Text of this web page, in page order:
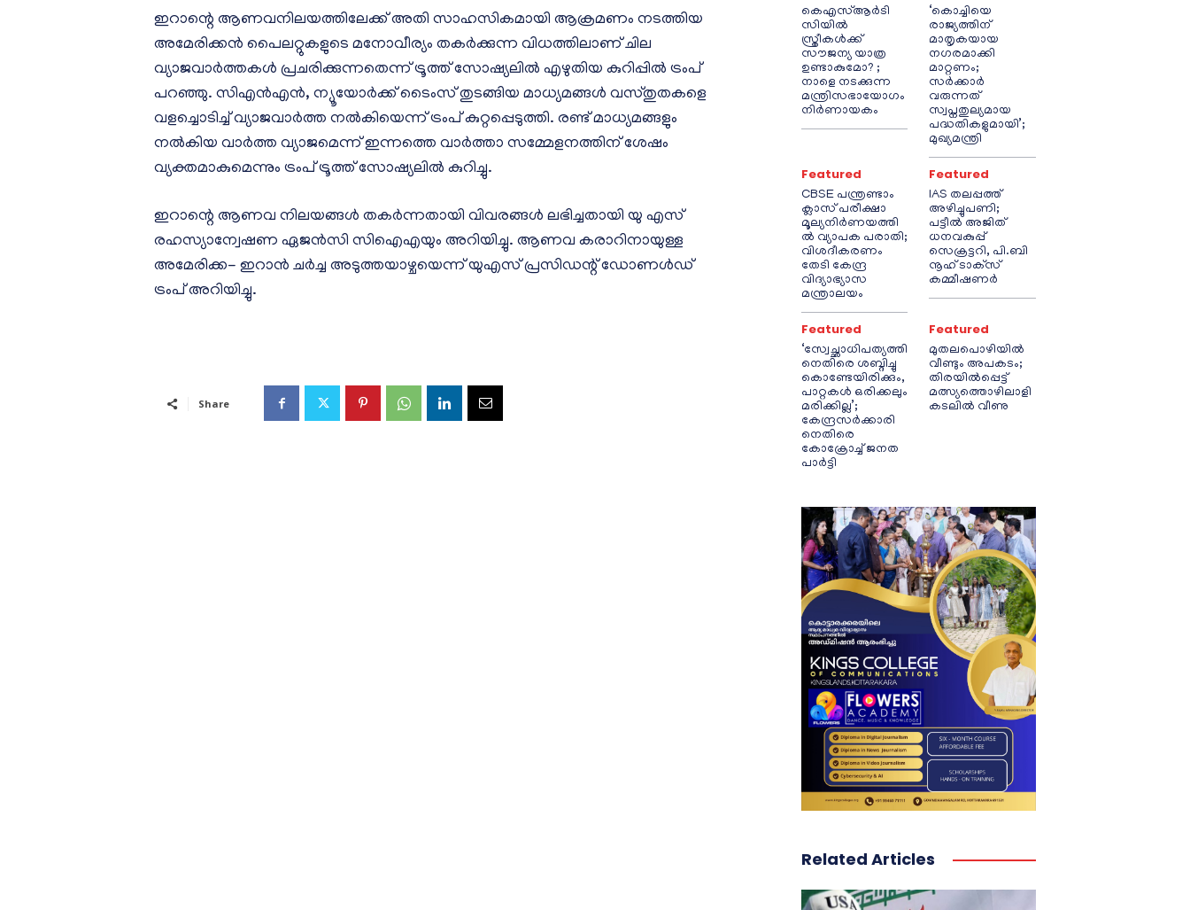
ഇറാന്റെ ആണവനിലയത്തിലേക്ക് അതി സാഹസികമായി ആക്രമണം നടത്തിയ
അമേരിക്കന്‍ പൈലറ്റുകളുടെ മനോവീര്യം തകര്‍ക്കുന്ന വിധത്തിലാണ് ചില
വ്യാജവാര്‍ത്തകള്‍ പ്രചരിക്കുന്നതെന്ന് ട്രൂത്ത് സോഷ്യലില്‍ എഴുതിയ കുറിപ്പില്‍ ട്രംപ്
പറഞ്ഞു. സിഎന്‍എന്‍, ന്യൂയോര്‍ക്ക് ടൈംസ് തുടങ്ങിയ മാധ്യമങ്ങള്‍ വസ്തുതകളെ
വളച്ചൊടിച്ച് വ്യാജവാര്‍ത്ത നല്‍കിയെന്ന് ട്രംപ് കുറ്റപ്പെടുത്തി. രണ്ട് മാധ്യമങ്ങളും
നല്‍കിയ വാര്‍ത്ത വ്യാജമെന്ന് ഇന്നത്തെ വാര്‍ത്താ സമ്മേളനത്തിന് ശേഷം
വ്യക്തമാകുമെന്നും ട്രംപ് ട്രൂത്ത് സോഷ്യലില്‍ കുറിച്ചു.
ഇറാന്റെ ആണവ നിലയങ്ങള്‍ തകര്‍ന്നതായി വിവരങ്ങള്‍ ലഭിച്ചതായി യു എസ്
രഹസ്യാന്വേഷണ ഏജന്‍സി സിഐഎയും അറിയിച്ചു. ആണവ കരാറിനായുള്ള
അമേരിക്ക- ഇറാന്‍ ചര്‍ച്ച അടുത്തയാഴ്ചയെന്ന് യുഎസ് പ്രസിഡന്റ് ഡോണള്‍ഡ്
ട്രംപ് അറിയിച്ചു.
Share
കെഎസ്ആർടി
സിയിൽ
സ്ത്രീകൾക്ക്
സൗജന്യ യാത്ര
ഉണ്ടാകുമോ? ;
നാളെ നടക്കുന്ന
മന്ത്രിസഭായോഗം
നിർണായകം
‘കൊച്ചിയെ
രാജ്യത്തിന്
മാതൃകയായ
നഗരമാക്കി
മാറ്റണം;
സർക്കാർ
വരുന്നത്
സ്വപ്നതുല്യമായ
പദ്ധതികളുമായി’;
മുഖ്യമന്ത്രി
Featured
CBSE പന്ത്രണ്ടാം
ക്ലാസ് പരീക്ഷാ
മൂല്യനിർണയത്തി
ൽ വ്യാപക പരാതി;
വിശദീകരണം
തേടി കേന്ദ്ര
വിദ്യാഭ്യാസ
മന്ത്രാലയം
Featured
IAS തലപ്പത്ത്
അഴിച്ചുപണി;
പട്ടീല്‍ അജിത്
ധനവകുപ്പ്
സെക്രട്ടറി, പി.ബി
നൂഹ് ടാക്‌സ്
കമ്മീഷണര്‍
Featured
‘സ്വേച്ഛാധിപത്യത്തി
നെതിരെ ശബ്ദിച്ചു
കൊണ്ടേയിരിക്കും,
പാറ്റകൾ ഒരിക്കലും
മരിക്കില്ല’;
കേന്ദ്രസർക്കാരി
നെതിരെ
കോക്രോച്ച് ജനത
പാർട്ടി
Featured
മുതലപൊഴിയിൽ
വീണ്ടും അപകടം;
തിരയിൽപ്പെട്ട്
മത്സ്യത്തൊഴിലാളി
കടലിൽ വീണു
Related Articles